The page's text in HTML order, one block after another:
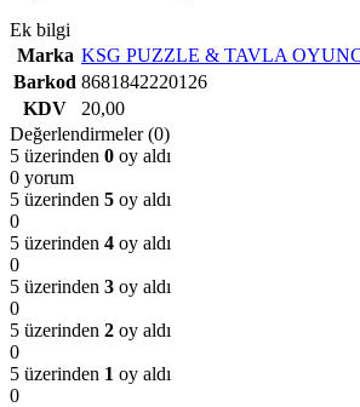
Ek bilgi
Marka KSG PUZZLE & TAVLA
Barkod 8681842220126
KDV
20,00
Değerlendirmeler (0)
5 üzerinden 0 oy aldı
0 yorum
5 üzerinden 5 oy aldı
0
5 üzerinden 4 oy aldı
0
5 üzerinden 3 oy aldı
0
5 üzerinden 2 oy aldı
0
5 üzerinden 1 oy aldı
0